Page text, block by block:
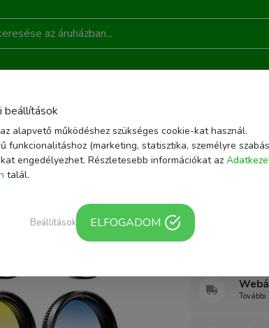
MOBILTELEFON OBJEKTÍVEK, LENCSÉK APEXEL
Cikkszám: APL-
További
beállítások
alapvető működéshez szükséges cookie-kat használ.
funkcionalitáshoz (marketing, statisztika, személyre
engedélyezhet. Részletesebb információkat az
talál.
Beállítások ELFOGADOM